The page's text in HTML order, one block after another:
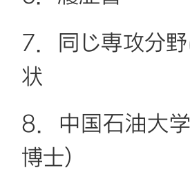
7．同じ専攻分
状
8．中国石油大
博士）